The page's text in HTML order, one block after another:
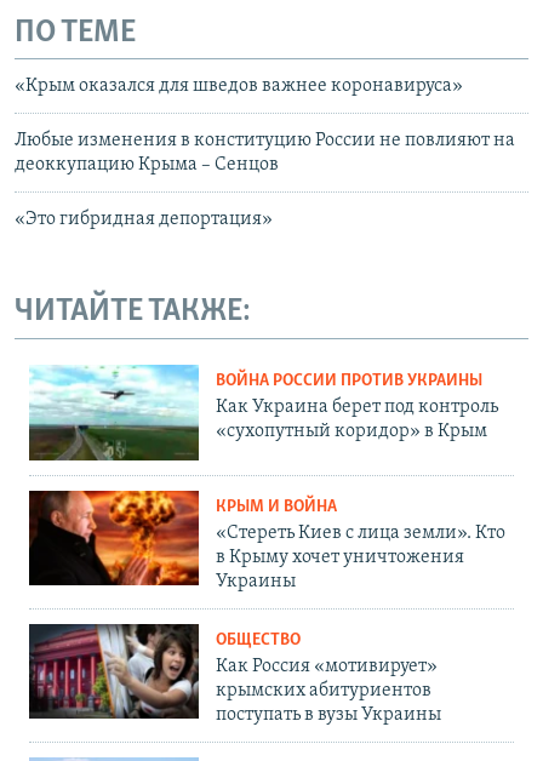
ПО ТЕМЕ
«Крым оказался для шведов важнее коронавируса»
Любые изменения в конституцию России не повлияют на
деоккупацию Крыма – Сенцов
«Это гибридная депортация»
ЧИТАЙТЕ ТАКЖЕ:
ВОЙНА РОССИИ ПРОТИВ УКРАИНЫ
Как Украина берет под контроль
«сухопутный коридор» в Крым
КРЫМ И ВОЙНА
«Стереть Киев с лица земли». Кто
в Крыму хочет уничтожения
Украины
ОБЩЕСТВО
Как Россия «мотивирует»
крымских абитуриентов
поступать в вузы Украины